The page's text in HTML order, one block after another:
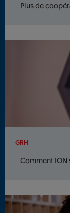
Plus de
GRH
Comment